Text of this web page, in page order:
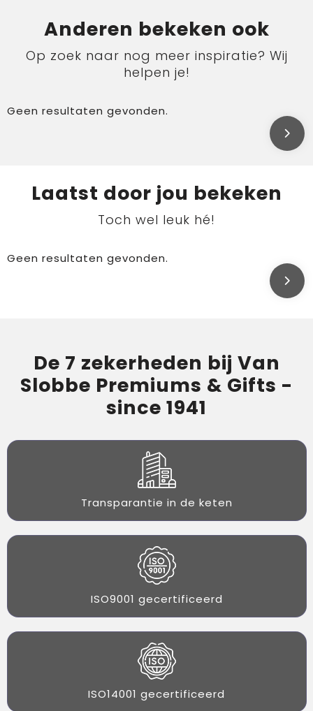
Anderen bekeken ook
Op zoek naar nog meer inspiratie? Wij
helpen je!
Geen resultaten gevonden.
Laatst door jou bekeken
Toch wel leuk hé!
Geen resultaten gevonden.
De 7 zekerheden bij Van
Slobbe Premiums & Gifts -
since 1941
Transparantie in de keten
ISO9001 gecertificeerd
ISO14001 gecertificeerd